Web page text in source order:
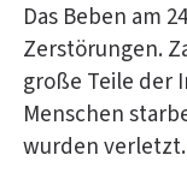
Das Beben am
Zerstörungen.
große Teile der
Menschen
wurden verletzt.